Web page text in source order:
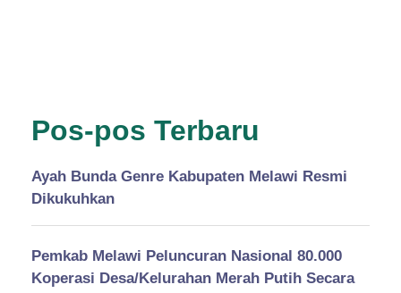
Pos-pos Terbaru
Ayah Bunda Genre Kabupaten Melawi Resmi
Dikukuhkan
Pemkab Melawi Peluncuran Nasional 80.000
Koperasi Desa/Kelurahan Merah Putih Secara